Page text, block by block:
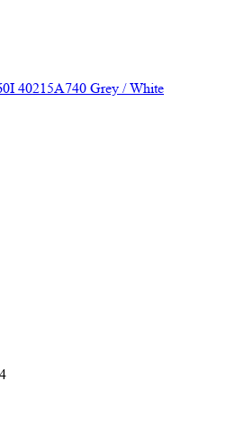
40215A740 Grey / White